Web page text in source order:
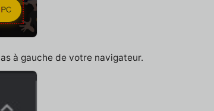
à gauche de votre navigateur.